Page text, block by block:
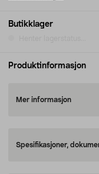
Butikklager
Produktinformasjon
Mer informasjon
Spesifikasjoner,